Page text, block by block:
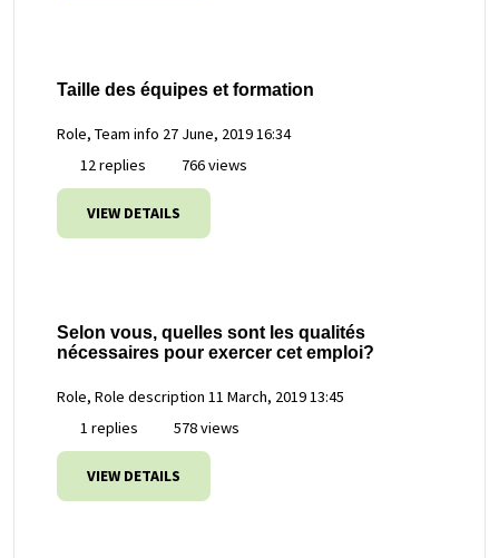
Taille des équipes et formation
Role, Team info 27 June, 2019 16:34
12 replies
766 views
VIEW DETAILS
Selon vous, quelles sont les qualités
nécessaires pour exercer cet emploi?
Role, Role description 11 March, 2019 13:45
1 replies
578 views
VIEW DETAILS